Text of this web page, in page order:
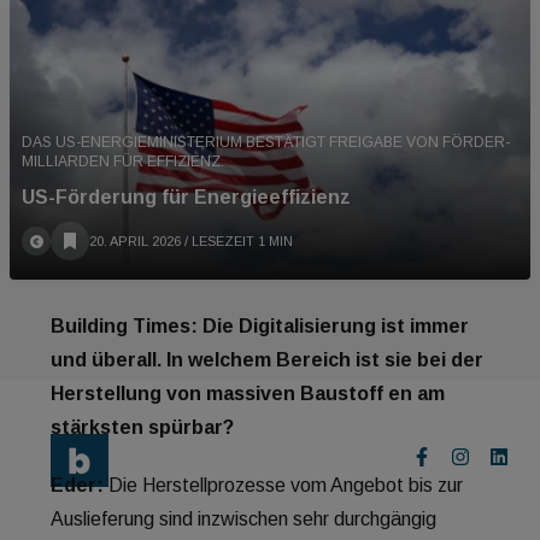
des Tages erkennt, dass sich die CO2-Bilanz nicht
gravierend verändert, nur weil ein Teil der
Tragstruktur aus Holz ist. Da geht es doch um
mehr, man muss auch die Hülle und den
Innenausbau berücksichtigen. Und wenn all das
berücksichtigt wird, zeigt sich, dass die
Unterschiede zwischen Leichtbau und Massivbau
Building Times: Die Digitalisierung ist immer
und überall. In welchem Bereich ist sie bei der
Herstellung von massiven Baustoff en am
stärksten spürbar?
Eder:Die Herstellprozesse vom Angebot bis zur
Auslieferung sind inzwischen sehr durchgängig
DAS US-ENERGIEMINISTERIUM BESTÄTIGT FREIGABE VON FÖRDER-
MILLIARDEN FÜR EFFIZIENZ.
US-Förderung für Energieeffizienz
20. APRIL 2026 / LESEZEIT 1 MIN